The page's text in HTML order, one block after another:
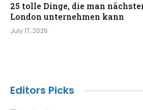
25 tolle Dinge, die man
London unternehmen kann
July 17, 2026
Editors Picks